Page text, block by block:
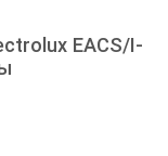
EACS/I-